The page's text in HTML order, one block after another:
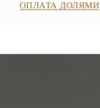
ОПЛАТА ДОЛЯМИ